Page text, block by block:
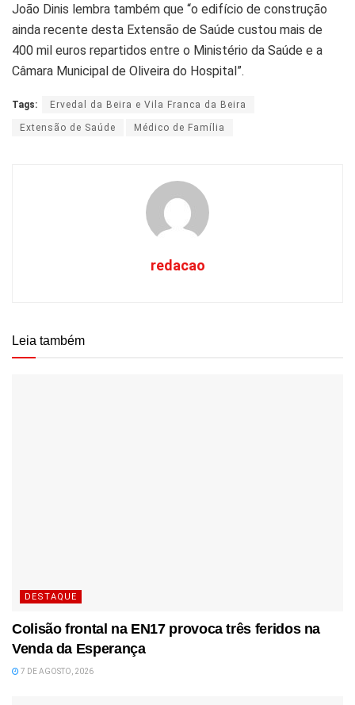
João Dinis lembra também que “o edifício de construção
ainda recente desta Extensão de Saúde custou mais de
400 mil euros repartidos entre o Ministério da Saúde e a
Câmara Municipal de Oliveira do Hospital”.
Tags: Ervedal da Beira e Vila Franca da Beira
Extensão de Saúde Médico de Família
redacao
Leia também
DESTAQUE
Colisão frontal na EN17 provoca três feridos na
Venda da Esperança
7 DE AGOSTO, 2026